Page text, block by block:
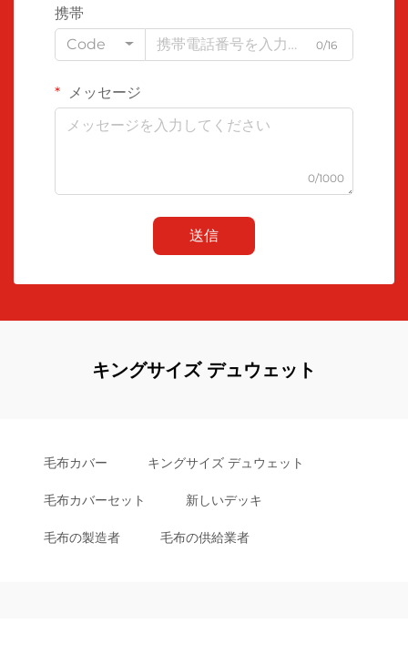
携帯
Code
0/16
メッセージ
0/1000
送信
キングサイズ デュウェット
毛布カバー キングサイズ デュウェット
毛布カバーセット 新しいデッキ
毛布の製造者 毛布の供給業者